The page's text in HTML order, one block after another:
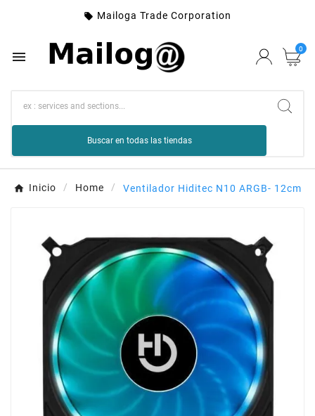
 Mailoga Trade Corporation
 0
Buscar en todas las tiendas
Inicio Home Ventilador Hiditec N10 ARGB- 12cm